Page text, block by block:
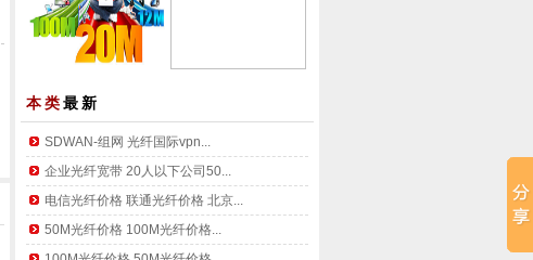
本类最新
SDWAN-组网 光纤国际vpn...
企业光纤宽带 20人以下公司50...
电信光纤价格 联通光纤价格 北京...
50M光纤价格 100M光纤价格...